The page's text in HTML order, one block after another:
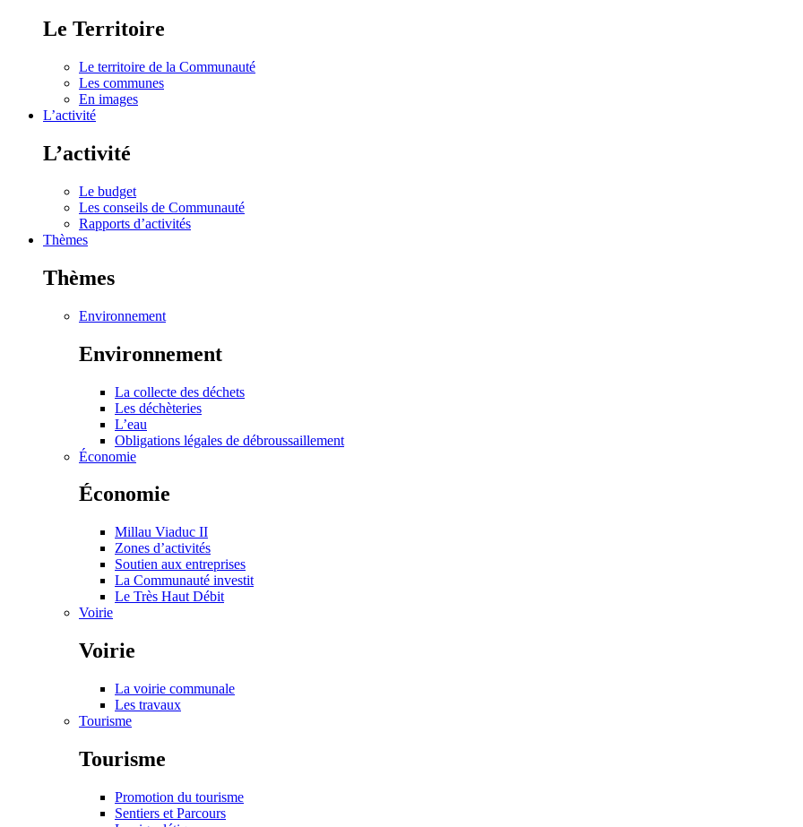
Le Territoire
Le territoire de la Communauté
Les communes
En images
L’activité
L’activité
Le budget
Les conseils de Communauté
Rapports d’activités
Thèmes
Thèmes
Environnement
Environnement
La collecte des déchets
Les déchèteries
L’eau
Obligations légales de débroussaillement
Économie
Économie
Millau Viaduc II
Zones d’activités
Soutien aux entreprises
La Communauté investit
Le Très Haut Débit
Voirie
Voirie
La voirie communale
Les travaux
Tourisme
Tourisme
Promotion du tourisme
Sentiers et Parcours